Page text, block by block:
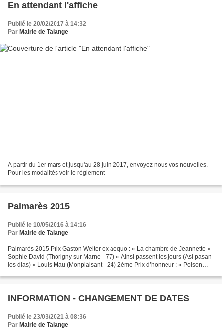
En attendant l'affiche
Publié le 20/02/2017 à 14:32
Par Mairie de Talange
A partir du 1er mars et jusqu'au 28 juin 2017, envoyez nous vos nouvelles.
Pour les modalités voir le règlement
Palmarès 2015
Publié le 10/05/2016 à 14:16
Par Mairie de Talange
Palmarès 2015 Prix Gaston Welter ex aequo : « La chambre de Jeannette »
Sophie David (Thorigny sur Marne - 77) « Ainsi passent les jours (Asi pasan
los dias) » Louis Mau (Monplaisant - 24) 2ème Prix d’honneur : « Poison
INFORMATION - CHANGEMENT DE DATES
Publié le 23/03/2021 à 08:36
Par Mairie de Talange